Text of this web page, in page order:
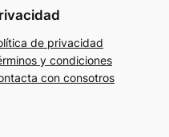
de privacidad
y condiciones
con consotros